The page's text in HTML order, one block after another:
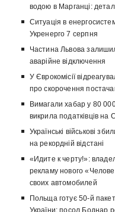
водою в Марганці:
Ситуація в
Укренерго 7 серпня
Частина Львова
аварійне відключення
У Єврокомісії
про скорочення
Вимагали хабар у 80
викрила податківців на
Українські військові
на рекордній відстані
«Идите к черту!»:
рекламу нового
своих автомобилей
Польща готує 50-й